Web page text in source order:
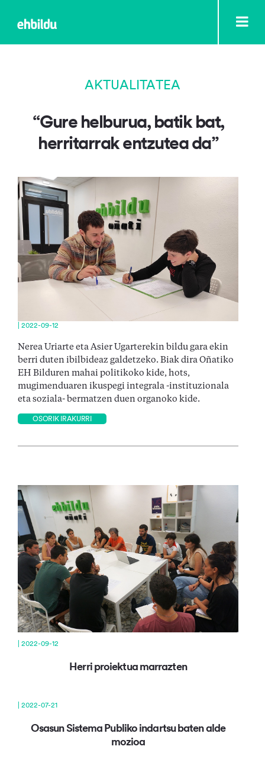
AKTUALITATEA
“Gure helburua, batik bat,
herritarrak entzutea da”
| 2022-09-12
Nerea Uriarte eta Asier Ugarterekin bildu gara ekin
berri duten ibilbideaz galdetzeko. Biak dira Oñatiko
EH Bilduren mahai politikoko kide, hots,
mugimenduaren ikuspegi integrala -instituzionala
eta soziala- bermatzen duen organoko kide.
OSORIK IRAKURRI
| 2022-09-12
Herri proiektua marrazten
| 2022-07-21
Osasun Sistema Publiko indartsu baten alde
mozioa